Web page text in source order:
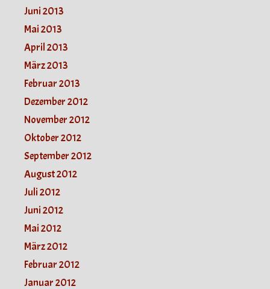
Juni 2013
Mai 2013
April 2013
März 2013
Februar 2013
Dezember 2012
November 2012
Oktober 2012
September 2012
August 2012
Juli 2012
Juni 2012
Mai 2012
März 2012
Februar 2012
Januar 2012